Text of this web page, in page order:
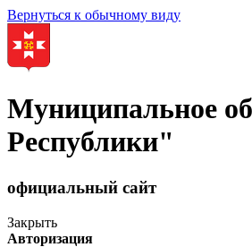
Вернуться к обычному виду
Муниципальное
Республики"
официальный сайт
Закрыть
Авторизация